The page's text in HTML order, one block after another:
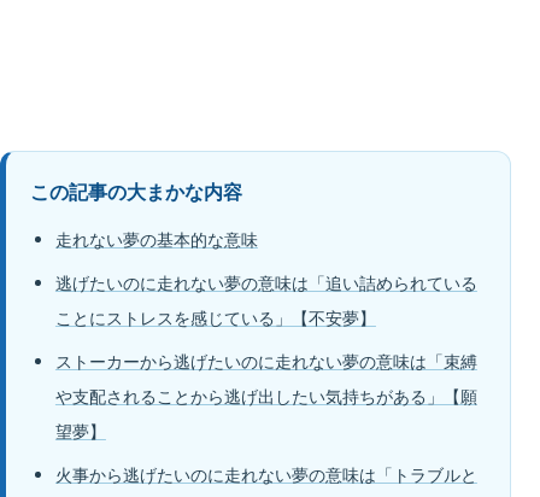
この記事の大まかな内容
走れない夢の基本的な意味
逃げたいのに走れない夢の意味は「追い詰められている
ことにストレスを感じている」【不安夢】
ストーカーから逃げたいのに走れない夢の意味は「束縛
や支配されることから逃げ出したい気持ちがある」【願
望夢】
火事から逃げたいのに走れない夢の意味は「トラブルと